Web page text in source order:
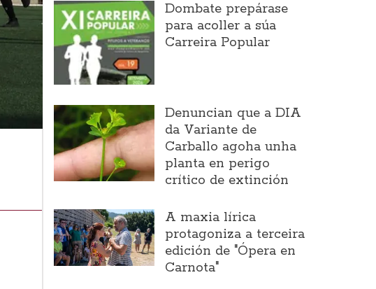
Dombate prepárase
para acoller a súa
Carreira Popular
Denuncian que a DIA
da Variante de
Carballo agoha unha
planta en perigo
crítico de extinción
A maxia lírica
protagoniza a terceira
edición de "Ópera en
Carnota"